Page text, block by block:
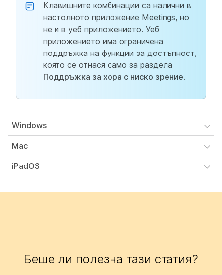
Клавишните комбинации са налични в
настолното приложение Meetings, но
не и в уеб приложението. Уеб
приложението има ограничена
поддръжка на функции за достъпност,
която се отнася само за раздела
Поддръжка за хора с ниско зрение.
Windows
Mac
iPadOS
Беше ли полезна тази статия?